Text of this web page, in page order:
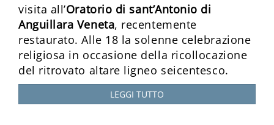
visita all’Oratorio di sant’Antonio di
Anguillara Veneta, recentemente
restaurato. Alle 18 la solenne celebrazione
religiosa in occasione della ricollocazione
del ritrovato altare ligneo seicentesco.
LEGGI TUTTO